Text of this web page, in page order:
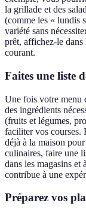
la grillade et des
(comme les « lundis
variété sans
prêt, affichez-le
courant.
Faites une liste
Une fois votre menu
des ingrédients
(fruits et légumes,
faciliter vos courses.
déjà à la maison
culinaires, faire une
dans les magasins et
contribue à une
Préparez vos